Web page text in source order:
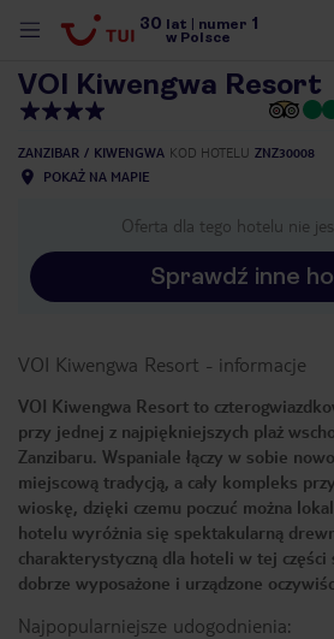
30 lat numer 1
w Polsce
VOI Kiwengwa Resort
ZANZIBAR KIWENGWA KOD HOTELU ZNZ30008
POKAŻ NA MAPIE
Oferta dla tego hotelu nie
Sprawdź inne
VOI Kiwengwa Resort - informacje
VOI Kiwengwa Resort to
przy jednej z najpiękniejszych plaż
Zanzibaru. Wspaniale łączy w sobie
miejscową tradycją, a cały kompleks
wioskę, dzięki czemu poczuć można
hotelu wyróżnia się spektakularną
charakterystyczną dla hoteli w tej części
dobrze wyposażone i urządzone
Najpopularniejsze udogodnienia: